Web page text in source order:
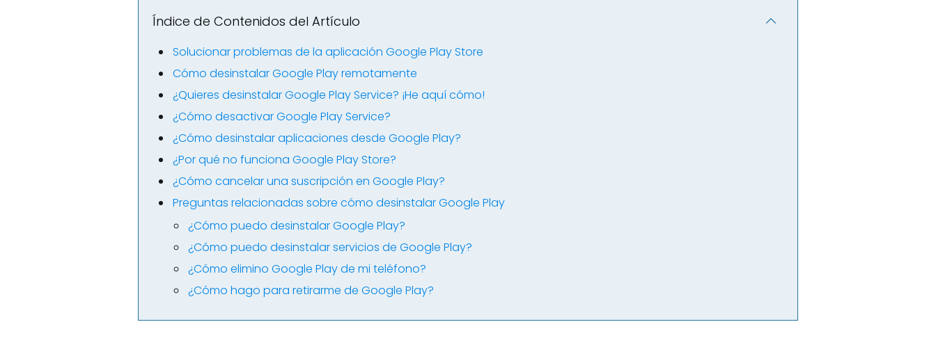
Índice de Contenidos del Artículo
Solucionar problemas de la aplicación Google Play Store
Cómo desinstalar Google Play remotamente
¿Quieres desinstalar Google Play Service? ¡He aquí cómo!
¿Cómo desactivar Google Play Service?
¿Cómo desinstalar aplicaciones desde Google Play?
¿Por qué no funciona Google Play Store?
¿Cómo cancelar una suscripción en Google Play?
Preguntas relacionadas sobre cómo desinstalar Google Play
¿Cómo puedo desinstalar Google Play?
¿Cómo puedo desinstalar servicios de Google Play?
¿Cómo elimino Google Play de mi teléfono?
¿Cómo hago para retirarme de Google Play?